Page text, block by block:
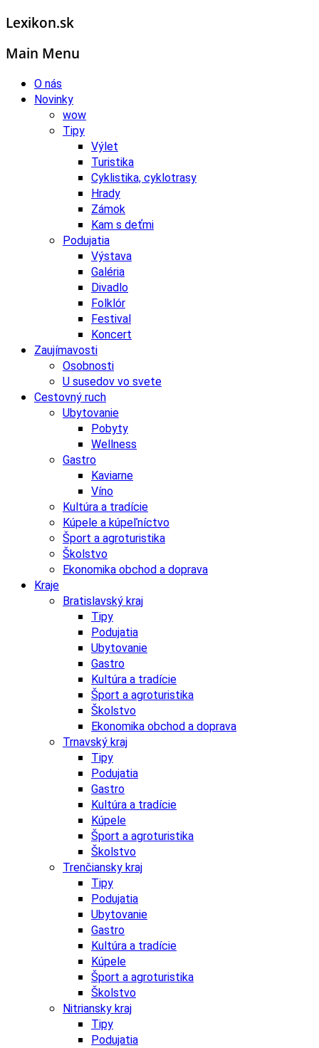
Lexikon.sk
Main Menu
O nás
Novinky
wow
Tipy
Výlet
Turistika
Cyklistika, cyklotrasy
Hrady
Zámok
Kam s deťmi
Podujatia
Výstava
Galéria
Divadlo
Folklór
Festival
Koncert
Zaujímavosti
Osobnosti
U susedov vo svete
Cestovný ruch
Ubytovanie
Pobyty
Wellness
Gastro
Kaviarne
Víno
Kultúra a tradície
Kúpele a kúpeľníctvo
Šport a agroturistika
Školstvo
Ekonomika obchod a doprava
Kraje
Bratislavský kraj
Tipy
Podujatia
Ubytovanie
Gastro
Kultúra a tradície
Šport a agroturistika
Školstvo
Ekonomika obchod a doprava
Trnavský kraj
Tipy
Podujatia
Gastro
Kultúra a tradície
Kúpele
Šport a agroturistika
Školstvo
Trenčiansky kraj
Tipy
Podujatia
Ubytovanie
Gastro
Kultúra a tradície
Kúpele
Šport a agroturistika
Školstvo
Nitriansky kraj
Tipy
Podujatia